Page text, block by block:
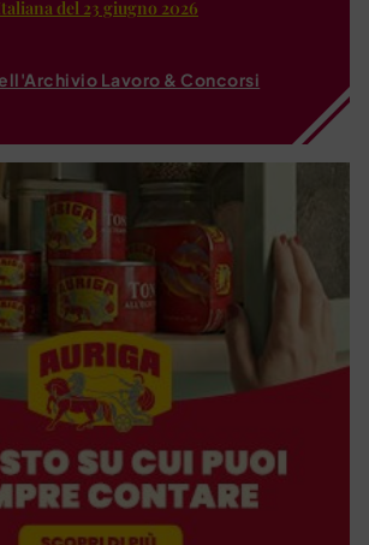
del 23 giugno 2026
Lavoro & Concorsi